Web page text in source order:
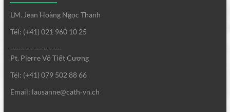
LM. Jean Hoàng Ngọc Thanh
Tél: (+41) 021 960 10 25
--------------------
Pt. Pierre Võ Tiết Cương
Tél: (+41) 079 502 88 66
Email: lausanne@cath-vn.ch